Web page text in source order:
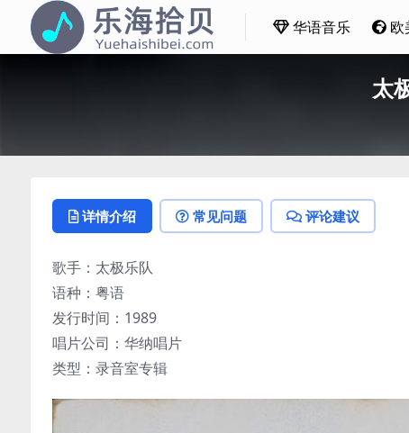
华语音乐 欧
太
详情介绍 常见问题 评论建议
歌手：太极乐队
语种：粤语
发行时间：1989
唱片公司：华纳唱片
类型：录音室专辑